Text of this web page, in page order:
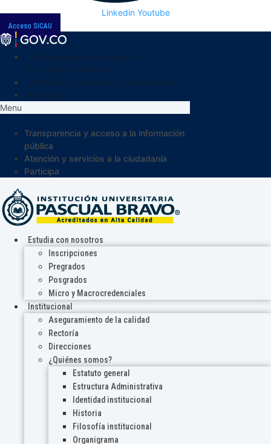
Linkedin Youtube
Acceso SICAU
Menu
Transparencia y acceso a la información
pública
Atención y servicios a la ciudadanía
Participa
Estudia con nosotros
Inscripciones
Pregrados
Posgrados
Micro y Macrocredenciales
Institucional
Aseguramiento de la calidad
Rectoría
Direcciones
¿Quiénes somos?
Estatuto general
Estructura Administrativa
Identidad institucional
Historia
Filosofía institucional
Organigrama